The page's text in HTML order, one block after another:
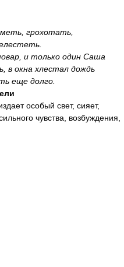
грохотать,
и только один Саша
в окна хлестал дождь
еще долго.
особый свет, сияет,
чувства, возбуждения,